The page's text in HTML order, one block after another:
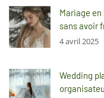
Mariage
sans avoir
4 avril 2025
Wedding